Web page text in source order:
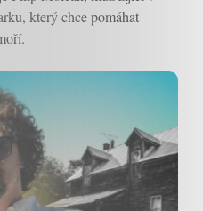
který chce pomáhat